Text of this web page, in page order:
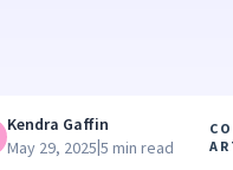
Kendra Gaffin
May 29, 2025|5 min read